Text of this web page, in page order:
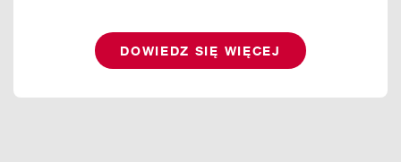
DOWIEDZ SIĘ WIĘCEJ